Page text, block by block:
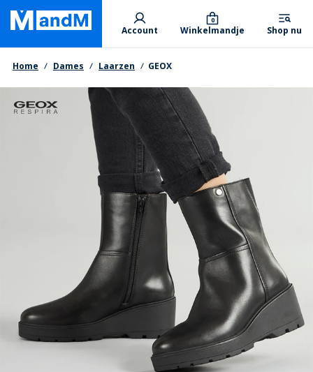
Skip
main
content
Primary departments
Account Winkelmandje
0
Shop nu
Kruimelpad
Home Dames Laarzen GEOX